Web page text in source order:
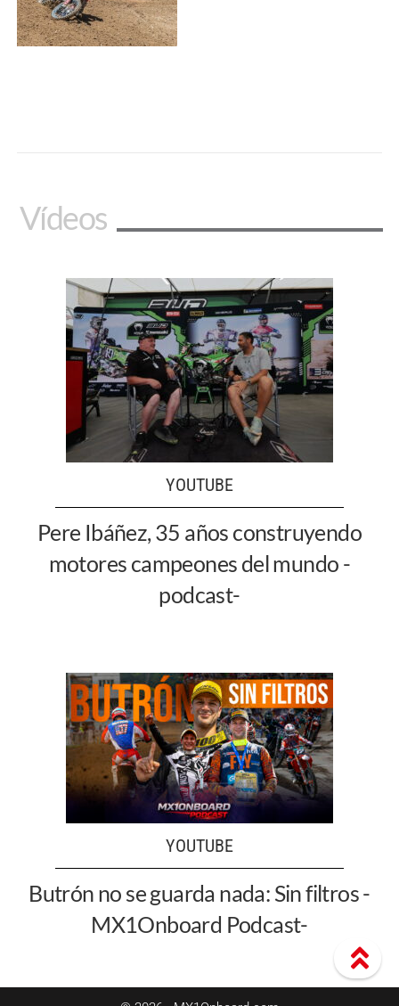
Vídeos
YOUTUBE
Pere Ibáñez, 35 años construyendo
motores campeones del mundo -
podcast-
YOUTUBE
Butrón no se guarda nada: Sin filtros -
MX1Onboard Podcast-